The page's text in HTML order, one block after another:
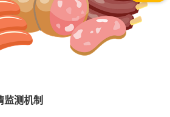
监测机制